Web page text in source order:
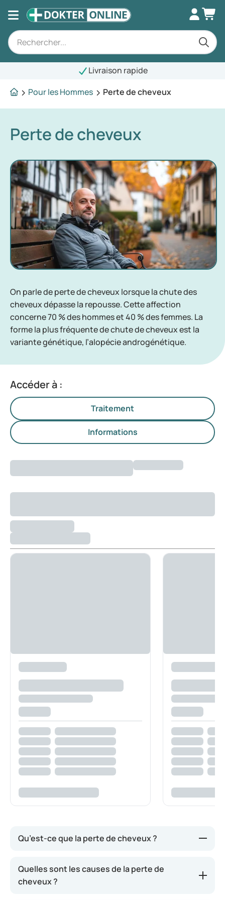
Livraison rapide
Pour les Hommes
Perte de cheveux
Perte de cheveux
On parle de perte de cheveux lorsque la chute des
cheveux dépasse la repousse. Cette affection
concerne 70 % des hommes et 40 % des femmes. La
forme la plus fréquente de chute de cheveux est la
variante génétique, l’alopécie androgénétique.
Accéder à :
Traitement
Informations
Qu’est-ce que la perte de cheveux ?
la perte ou l’affinement des cheveux. Il s’agit le plus
souvent des cheveux du cuir chevelu, mais
Quelles sont les causes de la perte de
cheveux ?